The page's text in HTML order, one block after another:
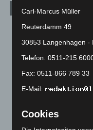
Archiv
August 2026(10)
Juli 2026 (73)
Juni 2026 (139)
Mai 2026(99)
April 2026(99)
Februar 2026
Carl-Marcus Müller
Reuterdamm 49
30853 Langenhagen -
Telefon: 0511-215
Fax: 0511-866 789 33
E-Mail:
Cookies